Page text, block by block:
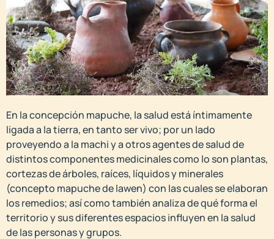
En la concepción mapuche, la salud está íntimamente
ligada a la tierra, en tanto ser vivo; por un lado
proveyendo a la machi y a otros agentes de salud de
distintos componentes medicinales como lo son plantas,
cortezas de árboles, raíces, líquidos y minerales
(concepto mapuche de lawen) con las cuales se elaboran
los remedios; así como también analiza de qué forma el
territorio y sus diferentes espacios influyen en la salud
de las personas y grupos.